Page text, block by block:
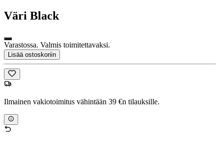
Väri Black
Varastossa. Valmis toimitettavaksi.
Lisää ostoskoriin
Ilmainen vakiotoimitus vähintään 39 €n tilauksille.